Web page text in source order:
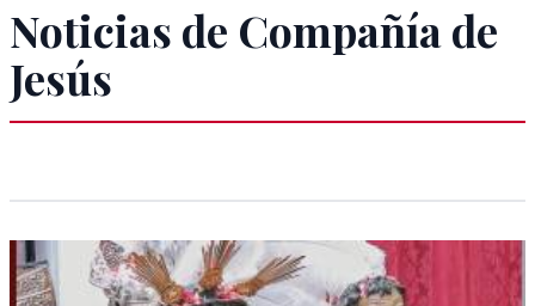
Noticias de Compañía de
Jesús